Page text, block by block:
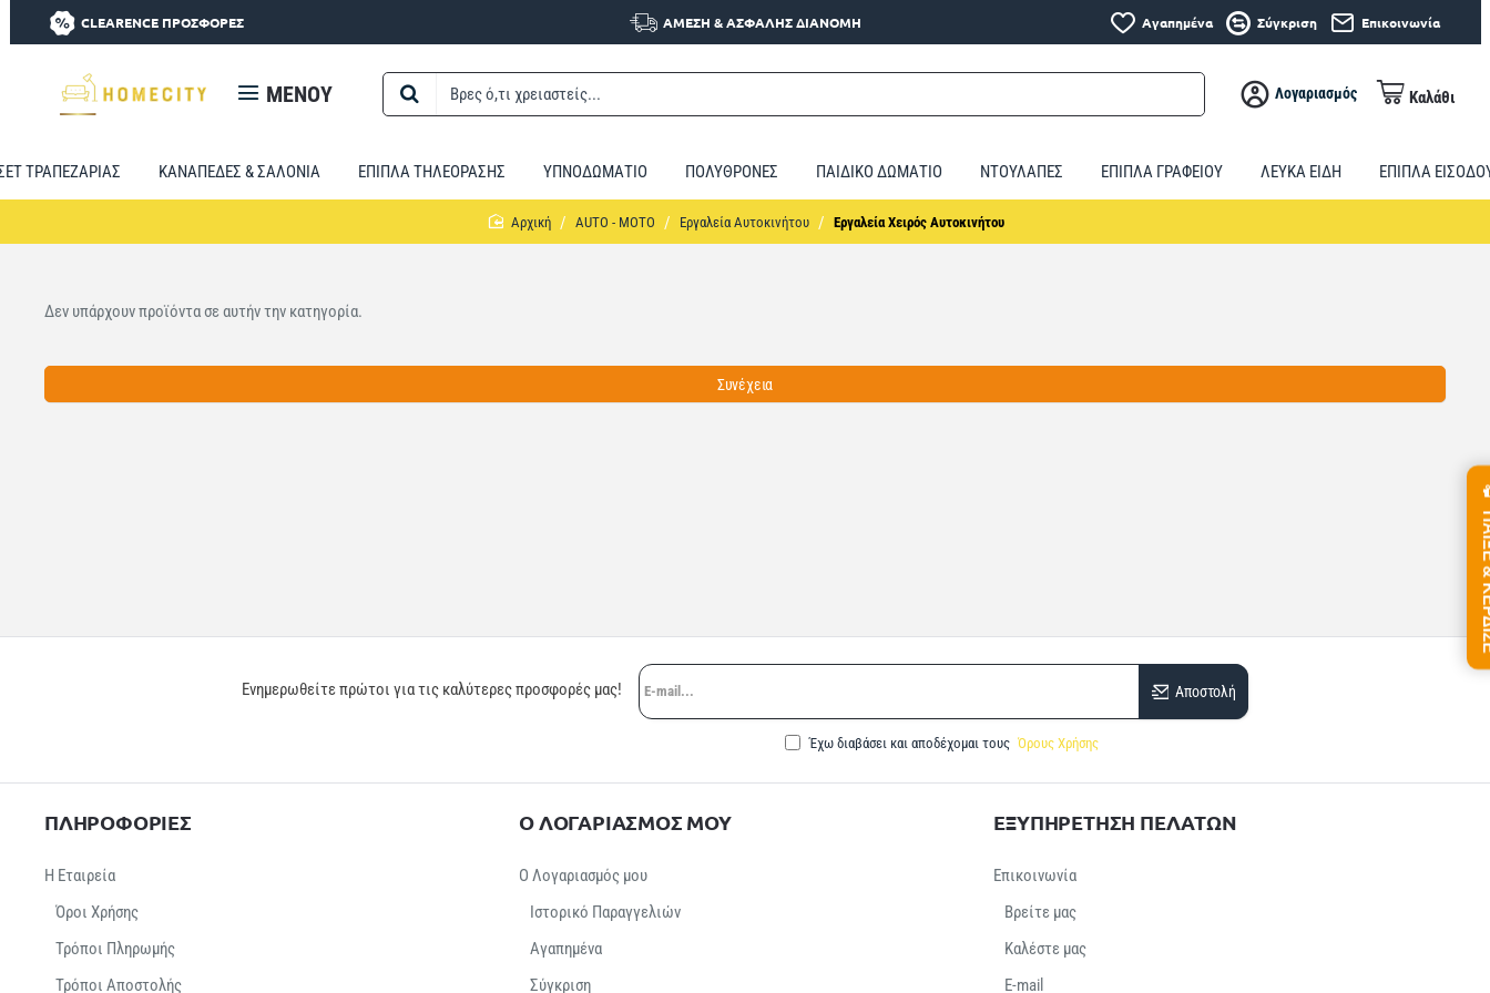
CLEARENCE ΠΡΟΣΦΟΡΕΣ ΑΜΕΣΗ & ΑΣΦΑΛΗΣ ΔΙΑΝΟΜΗ Αγαπημένα Σύγκριση Επικοινωνία
MENOY
Βρες
χρειαστείς...
Λογαριασμός Καλάθι
ΤΡΑΠΕΖΑΡΙΑΣ ΚΑΝΑΠΕΔΕΣ & ΣΑΛΟΝΙΑ ΕΠΙΠΛΑ ΤΗΛΕΟΡΑΣΗΣ ΥΠΝΟΔΩΜΑΤΙΟ ΠΟΛΥΘΡΟΝΕΣ ΠΑΙΔΙΚΟ ΔΩΜΑΤΙΟ ΝΤΟΥΛΑΠΕΣ ΕΠΙΠΛΑ ΓΡΑΦΕΙΟΥ ΛΕΥΚΑ ΕΙΔΗ ΕΠΙΠΛΑ
homeAUTO - MOTO Εργαλεία Αυτοκινήτου Εργαλεία Χειρός Αυτοκινήτου
Δεν υπάρχουν προϊόντα σε αυτήν την κατηγορία.
Συνέχεια
Ενημερωθείτε πρώτοι για τις καλύτερες προσφορές μας!
E-
mail...
Αποστολή
Έχω διαβάσει και αποδέχομαι τους Όρους Χρήσης
ΠΛΗΡΟΦΟΡΙΕΣ
Η Εταιρεία
Όροι Χρήσης
Τρόποι Πληρωμής
Τρόποι Αποστολής
Ο ΛΟΓΑΡΙΑΣΜΟΣ ΜΟΥ
Ο Λογαριασμός μου
Ιστορικό Παραγγελιών
Αγαπημένα
Σύγκριση
ΕΞΥΠΗΡΕΤΗΣΗ ΠΕΛΑΤΩΝ
Επικοινωνία
Βρείτε μας
Καλέστε μας
E-mail